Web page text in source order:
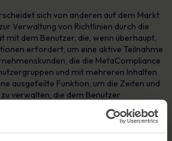
sich von anderen auf dem Markt
Verwaltung von Richtlinien durch die
mit dem Benutzer, die, wenn überhaupt,
erfordert, um eine aktive Teilnahme
die die MetaCompliance
und mit mehreren Inhalten
ausgefeilte Funktion, um die Zeiten und
verwalten, die dem Benutzer
2013 bietet diese Funktionalität.
im Rahmen des kontinuierlichen